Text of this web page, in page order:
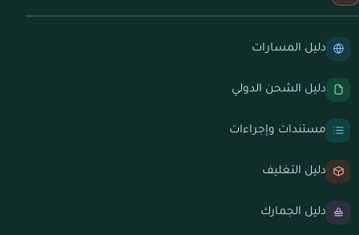
دليل المسارات
دليل الشحن الدولي
مستندات وإجراءات
دليل التغليف
دليل الجمارك